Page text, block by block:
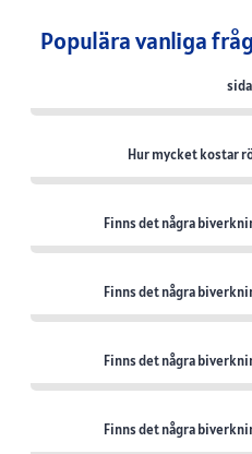
Populära vanliga
Hur mycket kostar
Finns det några
Finns det några
Finns det några
Finns det några